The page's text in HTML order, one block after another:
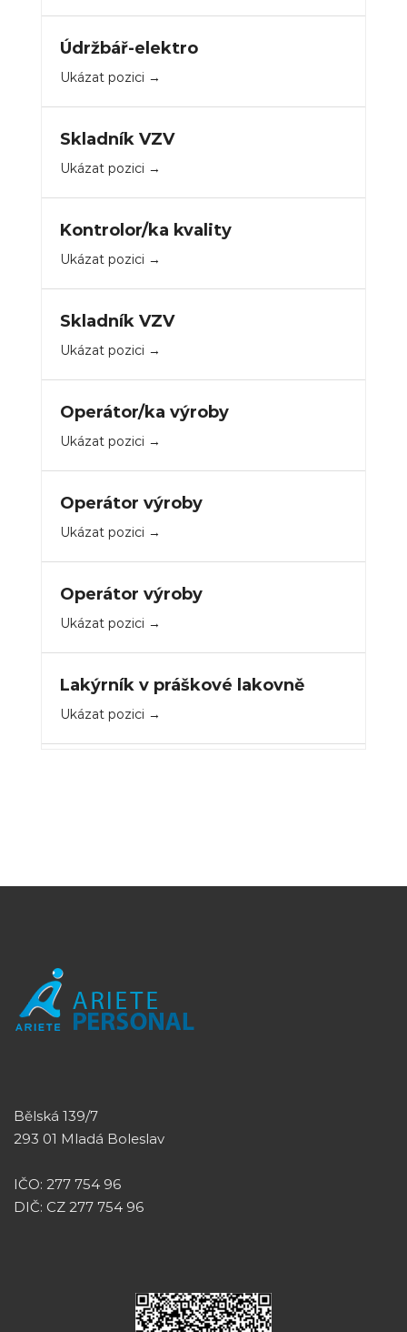
Údržbář-elektro
Ukázat pozici
Skladník VZV
Ukázat pozici
Kontrolor/ka kvality
Ukázat pozici
Skladník VZV
Ukázat pozici
Operátor/ka výroby
Ukázat pozici
Operátor výroby
Ukázat pozici
Operátor výroby
Ukázat pozici
Lakýrník v práškové lakovně
Ukázat pozici
Bělská 139/7
293 01 Mladá Boleslav
IČO: 277 754 96
DIČ: CZ 277 754 96